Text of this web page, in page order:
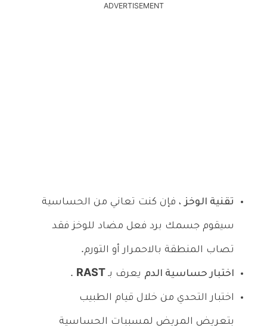
ADVERTISEMENT
تقنية الوخز، فإن كنت تعاني من الحساسية
سيقوم جسمك برد فعل مضاد للوخز فقد
تصاب المنطقة بالاحمرار أو التورم.
اختبار حساسية الدم يعرف بـ .
اختبار التحدي من خلال قيام الطبيب
بتعريض المريض لمسببات الحساسية